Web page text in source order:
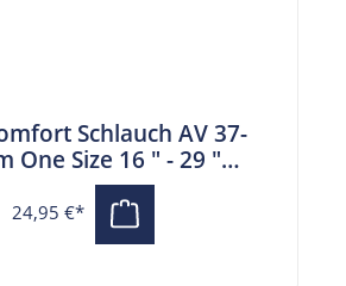
Schlauch AV 37-
One Size 16 " - 29 "
Autoventil
24,95 €*